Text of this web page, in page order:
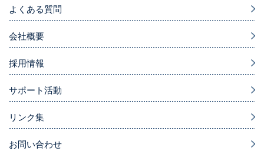
よくある質問
会社概要
採用情報
サポート活動
リンク集
お問い合わせ